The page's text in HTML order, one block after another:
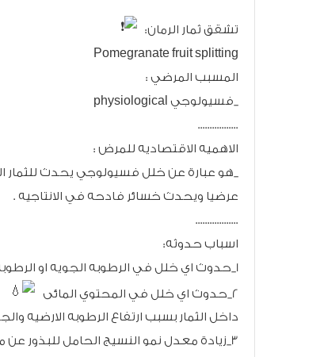
تشقق ثمار الرمان:
Pomegranate fruit splitting
المسبب المرضي :
_فسيولوجي physiological
.................
الاهميه الاقتصاديه للمرض :
_هو عبارة عن خلل فسيولوجي يحدث للثمار
عرضيا ويحدث خسائر فادحه في الانتاجيه .
..................
اسباب حدوثه:
1_حدوث اي خلل في الرطوبه الجويه او الرطوبه الارضيه
2_حدوث اي خلل في المحتوي المائى
داخل الثمار بسبب ارتفاع الرطوبه الارضيه
3_زيادة معدل نمو النسيج الحامل للبذور عن معدل نمو القشرة مما ينتج عنه ضغط شديد من الداخل الي الخارج.